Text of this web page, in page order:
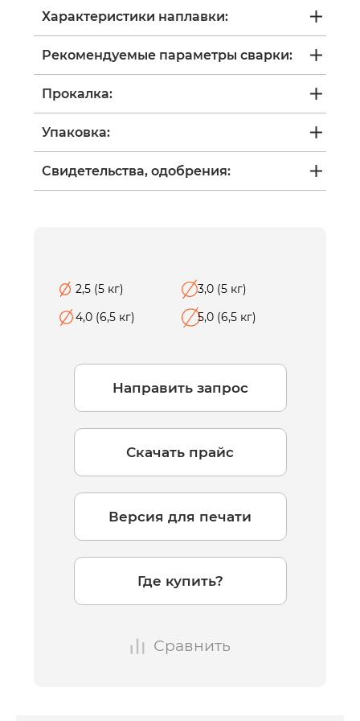
Характеристики наплавки:
Рекомендуемые параметры сварки:
Прокалка:
Упаковка:
Свидетельства, одобрения:
2,5 (5 кг)
3,0 (5 кг)
4,0 (6,5 кг)
5,0 (6,5 кг)
Направить запрос
Скачать прайс
Версия для печати
Где купить?
Сравнить